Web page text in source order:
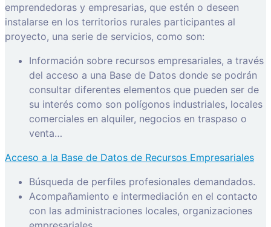
emprendedoras y empresarias, que estén o deseen
instalarse en los territorios rurales participantes al
proyecto, una serie de servicios, como son:
Información sobre recursos empresariales, a través
del acceso a una Base de Datos donde se podrán
consultar diferentes elementos que pueden ser de
su interés como son polígonos industriales, locales
comerciales en alquiler, negocios en traspaso o
venta…
Acceso a la Base de Datos de Recursos Empresariales
Búsqueda de perfiles profesionales demandados.
Acompañamiento e intermediación en el contacto
con las administraciones locales, organizaciones